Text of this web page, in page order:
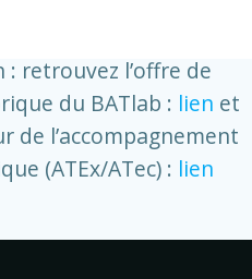
contenu
retrouvez l’offre de
du BATlab : lien et
de l’accompagnement
(ATEx/ATec) : lien